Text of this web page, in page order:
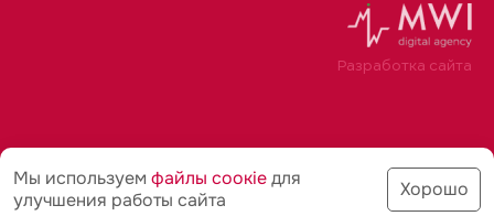
Разработка сайта
Мы используем файлы соoкіедля
улучшения работы сайта
Хорошо